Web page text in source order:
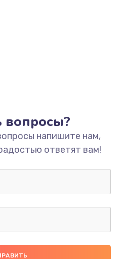
абсорбер
руб.
бумагу
руб.
вопросы?
напишите нам,
ответят вам!